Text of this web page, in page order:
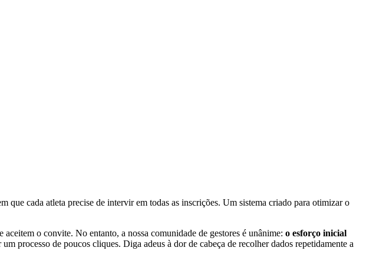
que cada atleta precise de intervir em todas as inscrições. Um sistema criado para otimizar o
o convite. No entanto, a nossa comunidade de gestores é unânime: o esforço inicial
processo de poucos cliques. Diga adeus à dor de cabeça de recolher dados repetidamente a